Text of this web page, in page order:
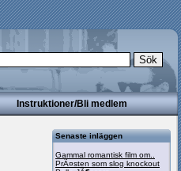
Instruktioner/Bli medlem
Senaste inläggen
Gammal romantisk film om..
PrÃ¤sten som slog knockout